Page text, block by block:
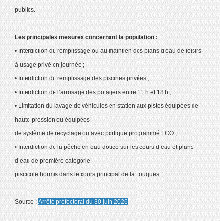
publics.
Les principales mesures concernant la population :
• Interdiction du remplissage ou au maintien des plans d’eau de loisirs
à usage privé en journée ;
• Interdiction du remplissage des piscines privées ;
• Interdiction de l’arrosage des potagers entre 11 h et 18 h ;
• Limitation du lavage de véhicules en station aux pistes équipées de
haute-pression ou équipées
de système de recyclage ou avec portique programmé ECO ;
• Interdiction de la pêche en eau douce sur les cours d’eau et plans
d’eau de première catégorie
piscicole hormis dans le cours principal de la Touques.
Source :Arrêté préfectoral du 30 juin 2026